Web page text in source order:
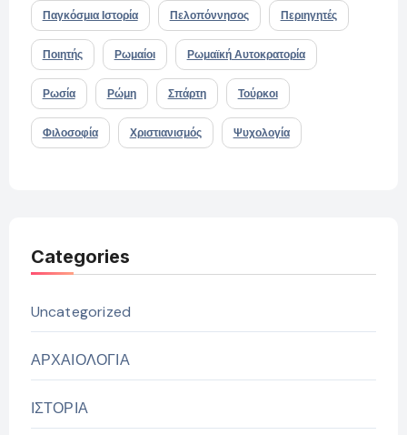
Παγκόσμια Ιστορία Πελοπόννησος Περιηγητές
Ποιητής Ρωμαίοι Ρωμαϊκή Αυτοκρατορία
Ρωσία Ρώμη Σπάρτη Τούρκοι
Φιλοσοφία Χριστιανισμός Ψυχολογία
Categories
Uncategorized
ΑΡΧΑΙΟΛΟΓΙΑ
ΙΣΤΟΡΙΑ